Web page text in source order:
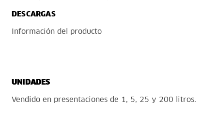
DESCARGAS
Información del producto
UNIDADES
Vendido en presentaciones de 1, 5, 25 y 200 litros.